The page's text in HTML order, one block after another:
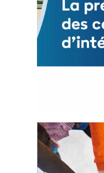
La
d’intérêts
18 septembre 2023
FEUILLETER